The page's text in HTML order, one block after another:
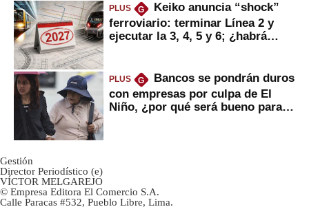
PLUS G
Keiko anuncia “shock”
ferroviario: terminar Línea 2 y
ejecutar la 3, 4, 5 y 6; ¿habrá
PLUS G
Bancos se pondrán duros
con empresas por culpa de El
Niño, ¿por qué será bueno para
Gestión
Director Periodístico (e)
VÍCTOR MELGAREJO
© Empresa Editora El Comercio S.A.
Calle Paracas #532, Pueblo Libre, Lima.